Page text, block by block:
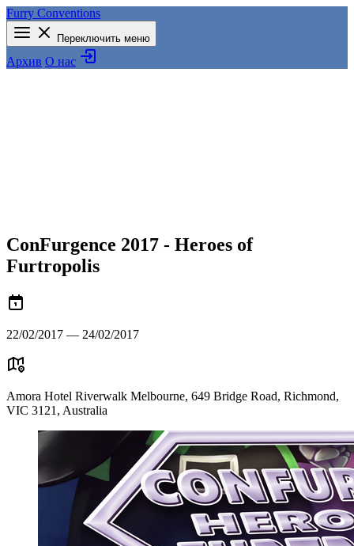
Furry Conventions
Переключить меню
Архив О нас
ConFurgence 2017 - Heroes of
Furtropolis
22/02/2017 — 24/02/2017
Amora Hotel Riverwalk Melbourne, 649 Bridge Road, Richmond,
VIC 3121, Australia